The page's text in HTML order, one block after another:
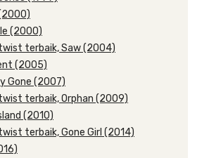
(2000)
terbaik, Saw (2004)
(2005)
Gone (2007)
terbaik, Orphan (2009)
(2010)
terbaik, Gone Girl (2014)